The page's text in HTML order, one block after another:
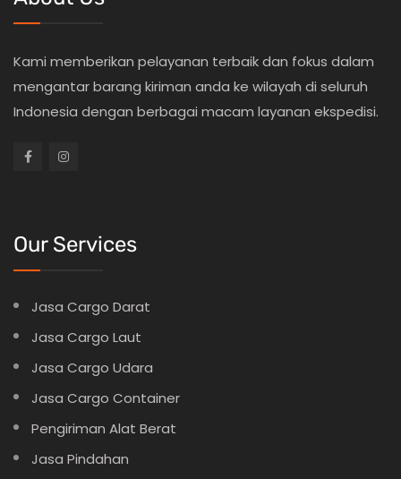
Kami memberikan pelayanan terbaik dan fokus dalam
mengantar barang kiriman anda ke wilayah di seluruh
Indonesia dengan berbagai macam layanan ekspedisi.
Our Services
Jasa Cargo Darat
Jasa Cargo Laut
Jasa Cargo Udara
Jasa Cargo Container
Pengiriman Alat Berat
Jasa Pindahan